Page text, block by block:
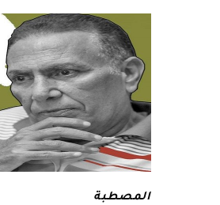
المصطبة